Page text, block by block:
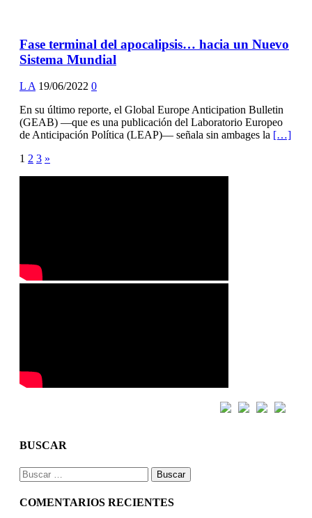
Fase terminal del apocalipsis… hacia un Nuevo
Sistema Mundial
L A 19/06/2022 0
En su último reporte, el Global Europe Anticipation Bulletin
(GEAB) —que es una publicación del Laboratorio Europeo
de Anticipación Política (LEAP)— señala sin ambages la […]
Posts
pagination
1 2 3 »
BUSCAR
Buscar:
COMENTARIOS RECIENTES